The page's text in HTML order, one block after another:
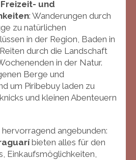
e
n
Freizeit- und
: Wanderungen durch
zu natürlichen
in der Region, Baden in
durch die Landschaft
in der Natur.
Berge und
um Piribebuy laden zu
und kleinen Abenteuern
angebunden:
bieten alles für den
Einkaufsmöglichkeiten,